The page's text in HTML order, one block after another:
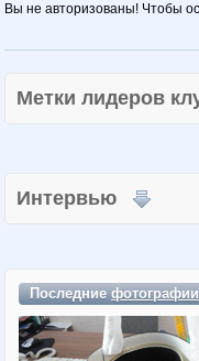
Вы не авторизованы! Чтобы
Метки лидеров
Интервью
Последниефотографии